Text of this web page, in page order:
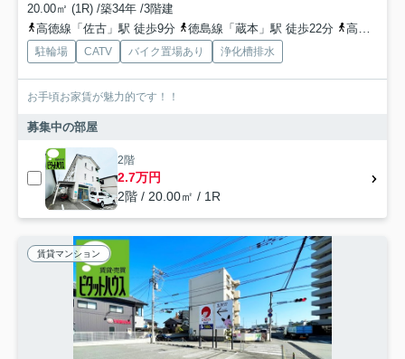
20.00㎡ (1R) /築34年 /3階建
高徳線「佐古」駅 徒歩9分
徳島線「蔵本」駅 徒歩22分 高徳線「徳島」駅 徒歩29分
駐輪場 CATV バイク置場あり 浄化槽排水
お手頃お家賃が魅力的です！！
募集中の部屋
2階
2.7万円
2階 / 20.00㎡ / 1R
賃貸マンション